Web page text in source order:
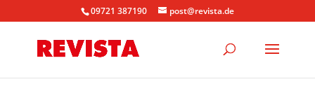
09721 387190 post@revista.de